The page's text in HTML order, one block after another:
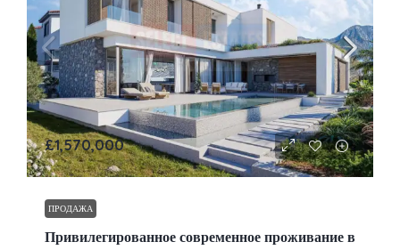
£1,570,000
ПРОДАЖА
Привилегированное современное проживание в